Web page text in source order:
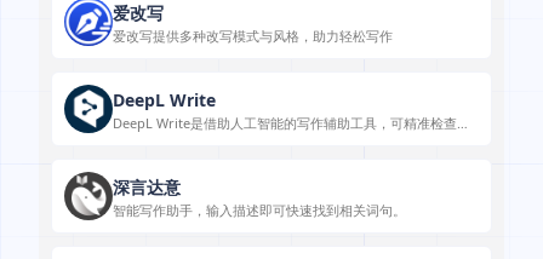
爱改写
爱改写提供多种改写模式与风格，助力轻松写作
DeepL Write
DeepL Write是借助人工智能的写作辅助工具，可精准检查语
深言达意
智能写作助手，输入描述即可快速找到相关词句。